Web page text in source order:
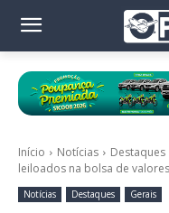
Início Notícias Destaques
leiloados na bolsa de valores
Notícias Destaques Gerais